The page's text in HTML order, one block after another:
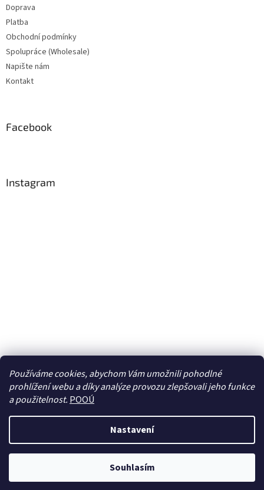
Používáme cookies, abychom Vám umožnili pohodlné
prohlížení webu a díky analýze provozu zlepšovali jeho funkce
a použitelnost. POOÚ
Nastavení
Souhlasím
Doprava
Platba
Obchodní podmínky
Spolupráce (Wholesale)
Napište nám
Kontakt
Facebook
Instagram
Sledovat na Instagramu
Vytvořil Shoptet
BREBERKY.cz. Všechna práva vyhrazena.